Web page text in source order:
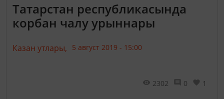
Татарстан республикасында
корбан чалу урыннары
Казан утлары, 5 август 2019 - 15:00
2302 0 1